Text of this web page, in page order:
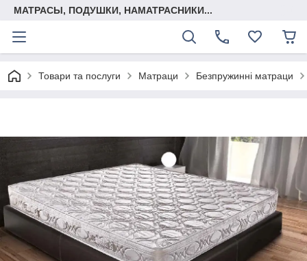
МАТРАСЫ, ПОДУШКИ, НАМАТРАСНИКИ...
Товари та послуги Матраци Безпружинні матраци